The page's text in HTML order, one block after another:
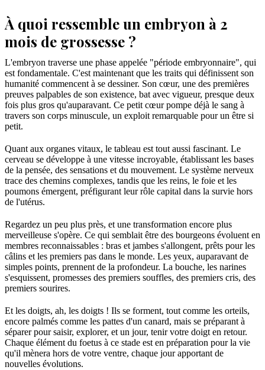
À quoi ressemble un embryon à 2
mois de grossesse ?
L'embryon traverse une phase appelée "période embryonnaire", qui
est fondamentale. C'est maintenant que les traits qui définissent son
humanité commencent à se dessiner. Son cœur, une des premières
preuves palpables de son existence, bat avec vigueur, presque deux
fois plus gros qu'auparavant. Ce petit cœur pompe déjà le sang à
travers son corps minuscule, un exploit remarquable pour un être si
petit.
Quant aux organes vitaux, le tableau est tout aussi fascinant. Le
cerveau se développe à une vitesse incroyable, établissant les bases
de la pensée, des sensations et du mouvement. Le système nerveux
trace des chemins complexes, tandis que les reins, le foie et les
poumons émergent, préfigurant leur rôle capital dans la survie hors
de l'utérus.
Regardez un peu plus près, et une transformation encore plus
merveilleuse s'opère. Ce qui semblait être des bourgeons évoluent en
membres reconnaissables : bras et jambes s'allongent, prêts pour les
câlins et les premiers pas dans le monde. Les yeux, auparavant de
simples points, prennent de la profondeur. La bouche, les narines
s'esquissent, promesses des premiers souffles, des premiers cris, des
premiers sourires.
Et les doigts, ah, les doigts ! Ils se forment, tout comme les orteils,
encore palmés comme les pattes d'un canard, mais se préparant à
séparer pour saisir, explorer, et un jour, tenir votre doigt en retour.
Chaque élément du foetus à ce stade est en préparation pour la vie
qu'il mènera hors de votre ventre, chaque jour apportant de
nouvelles évolutions.